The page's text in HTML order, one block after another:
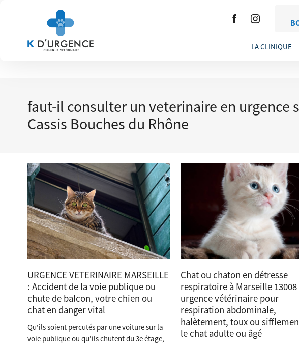
LA CLINIQUE
faut-il consulter un veterinaire en urgence
Cassis Bouches du Rhône
URGENCE VETERINAIRE MARSEILLE
: Accident de la voie publique ou
chute de balcon, votre chien ou
chat en danger vital
Qu'ils soient percutés par une voiture sur la
voie publique ou qu'ils chutent du 3e étage,
Chat ou chaton en détresse
respiratoire à Marseille 13008
urgence vétérinaire pour
respiration abdominale,
halètement, toux ou
le chat adulte ou âgé